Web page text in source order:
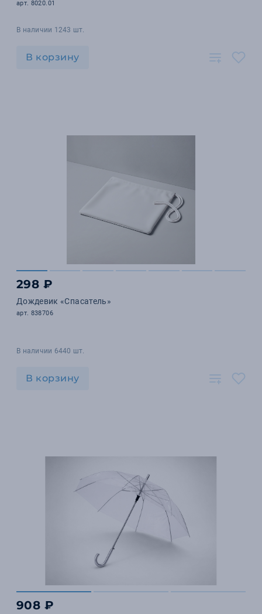
арт. 8020.01
В наличии 1243 шт.
В корзину
298 ₽
Дождевик «Спасатель»
арт. 838706
В наличии 6440 шт.
В корзину
908 ₽